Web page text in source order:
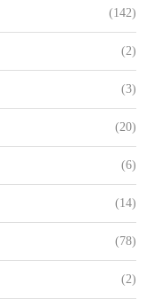
(142)
(2)
(3)
(20)
(6)
(14)
(78)
(2)